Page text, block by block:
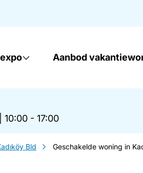
Aanbod
10:00 - 17:00
Bld Geschakelde woning in